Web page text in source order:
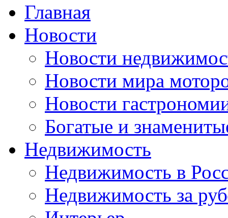
Главная
Новости
Новости
Новости мира
Новости
Богатые и
Недвижимость
Недвижимость в
Недвижимость за